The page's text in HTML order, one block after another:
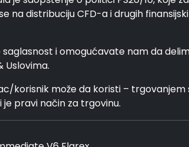
na distribuciju CFD-a i drugih
i omogućavate nam da
Uslovima.
korisnik može da koristi –
pravi način za trgovinu.